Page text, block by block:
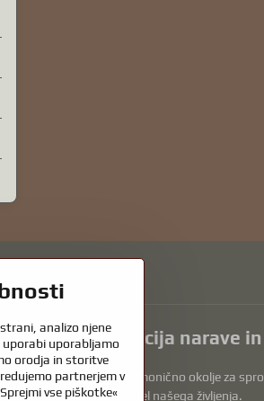
– kombinacija narave
in ustvarjajo harmonično okolje za
je skrb za živali, ki so del našega življenja.
analizo njene
uporabljamo
orodja in storitve
partnerjem v
vse piškotke«